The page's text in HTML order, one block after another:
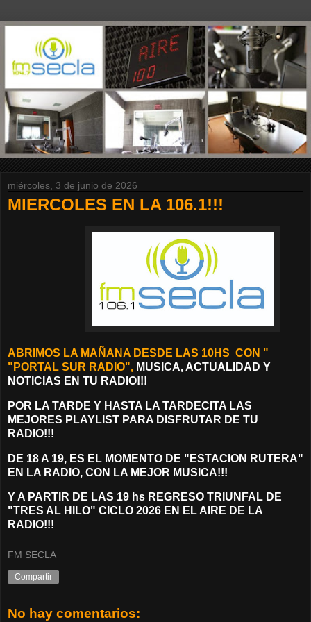
miércoles, 3 de junio de 2026
MIERCOLES EN LA 106.1!!!
ABRIMOS LA MAÑANA DESDE LAS 10HS CON "
"PORTAL SUR RADIO", MUSICA, ACTUALIDAD Y
NOTICIAS EN TU RADIO!!!
POR LA TARDE Y HASTA LA TARDECITA LAS
MEJORES PLAYLIST PARA DISFRUTAR DE TU
RADIO!!!
DE 18 A 19, ES EL MOMENTO DE "ESTACION RUTERA"
EN LA RADIO, CON LA MEJOR MUSICA!!!
Y A PARTIR DE LAS 19 hs REGRESO TRIUNFAL DE
"TRES AL HILO" CICLO 2026 EN EL AIRE DE LA
RADIO!!!
FM SECLA
Compartir
No hay comentarios: